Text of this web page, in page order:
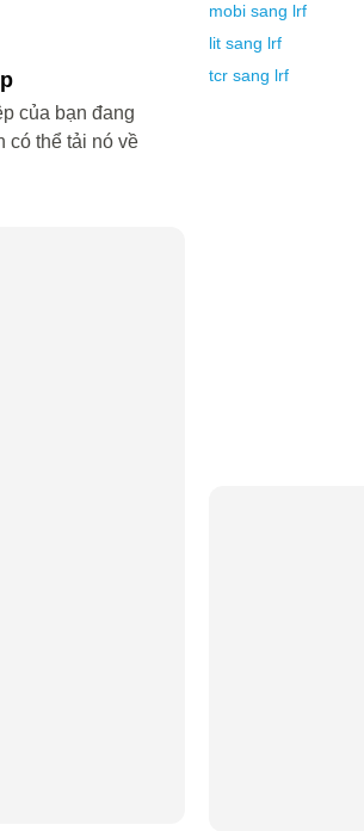
của bạn đang
có thể tải nó về
mobi sang lrf
lit sang lrf
tcr sang lrf